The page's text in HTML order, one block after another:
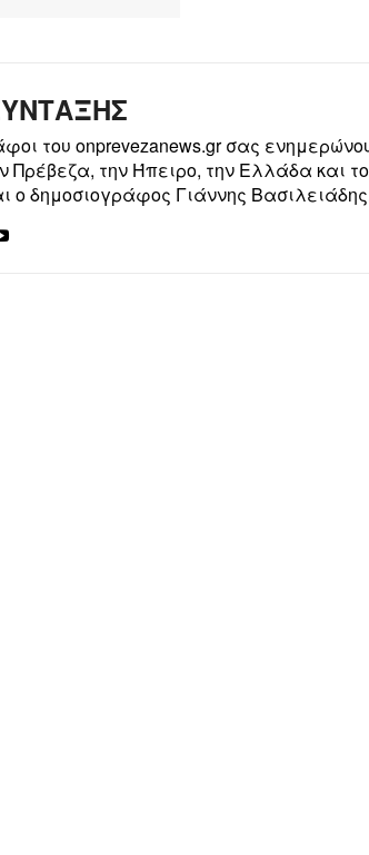
του onprevezanews.gr σας
Πρέβεζα, την Ήπειρο, την Ελλάδα και
ο δημοσιογράφος Γιάννης